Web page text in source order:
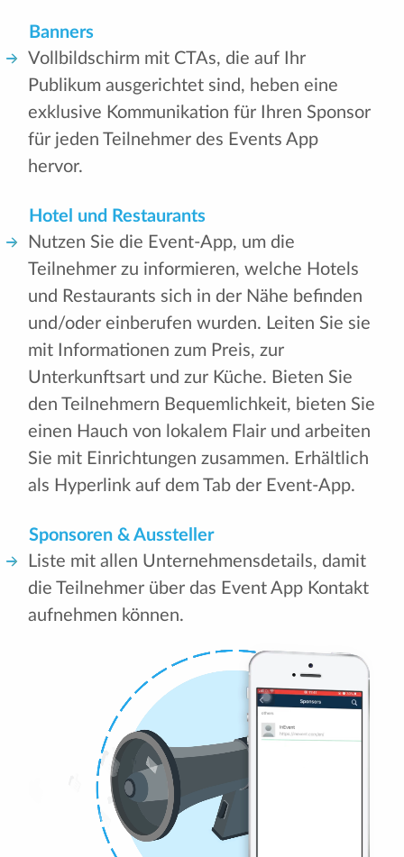
Banners
Vollbildschirm mit CTAs, die auf Ihr
Publikum ausgerichtet sind, heben eine
exklusive Kommunikation für Ihren Sponsor
für jeden Teilnehmer des Events App
hervor.
Hotel und Restaurants
Nutzen Sie die Event-App, um die
Teilnehmer zu informieren, welche Hotels
und Restaurants sich in der Nähe befinden
und/oder einberufen wurden. Leiten Sie sie
mit Informationen zum Preis, zur
Unterkunftsart und zur Küche. Bieten Sie
den Teilnehmern Bequemlichkeit, bieten Sie
einen Hauch von lokalem Flair und arbeiten
Sie mit Einrichtungen zusammen. Erhältlich
als Hyperlink auf dem Tab der Event-App.
Sponsoren & Aussteller
Liste mit allen Unternehmensdetails, damit
die Teilnehmer über das Event App Kontakt
aufnehmen können.